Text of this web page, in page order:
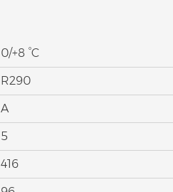
0/+8 °C
R290
A
5
416